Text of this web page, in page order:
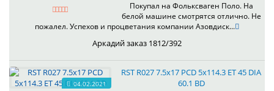
Покупал на Фольксваген Поло. На
белой машине смотрятся отлично. Не
пожалел. Успехов и процветания компании Азовдиск...
Аркадий заказ 1812/392
04.02.2021
RST R027 7.5x17 PCD 5x114.3 ET 45 DIA
60.1 BD